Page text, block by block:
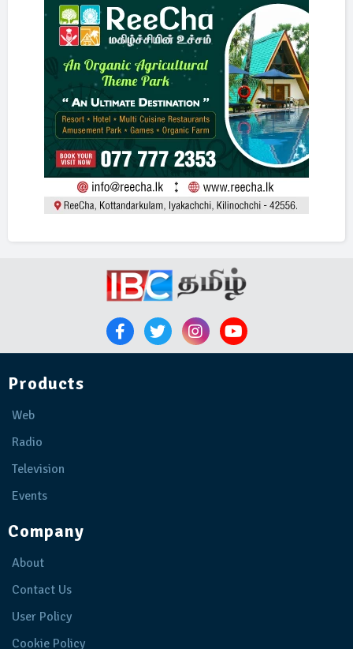
Products
Web
Radio
Television
Events
Company
About
Contact Us
User Policy
Cookie Policy